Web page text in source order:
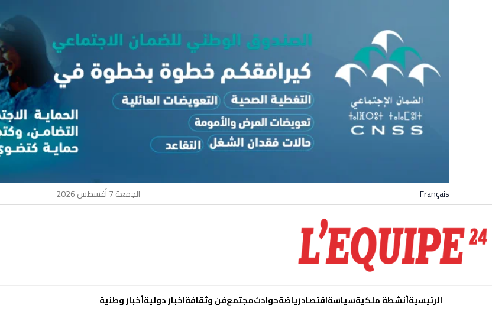
Français الجمعة 7 أغسطس 2026
الرئيسيةأنشطة ملكيةسياسةاقتصادرياضةحوادثمجتمعفن وثقافةاخبار دوليةأخبار وطنية